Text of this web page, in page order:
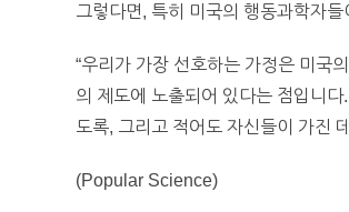
그렇다면, 특히 미국의 행동과학자
“우리가 가장 선호하는 가정은 미국
의 제도에 노출되어 있다는 점입니
도록, 그리고 적어도 자신들이 가진
(Popular Science)